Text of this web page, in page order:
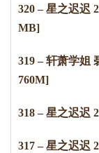
320 – 星之迟迟
MB]
319 – 轩萧学姐
760M]
318 – 星之迟迟
317 – 星之迟迟